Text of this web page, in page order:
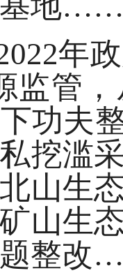
年政
监管
功夫
挖滥
山生
山生
题整改